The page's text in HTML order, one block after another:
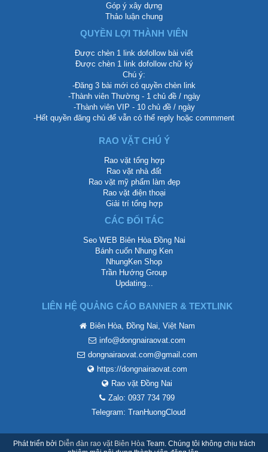
Góp ý xây dựng
Thảo luận chung
QUYỀN LỢI THÀNH VIÊN
Được chèn 1 link dofollow bài viết
Được chèn 1 link dofollow chữ ký
Chú ý:
-Đăng 3 bài mới có quyền chèn link
-Thành viên Thường - 1 chủ đề / ngày
-Thành viên VIP - 10 chủ đề / ngày
-Hết quyền đăng chủ để vẫn có thể reply hoặc commment
RAO VẶT CHÚ Ý
Rao vặt tổng hợp
Rao vặt nhà đất
Rao vặt mỹ phẩm làm đẹp
Rao vặt điện thoại
Giải trí tổng hợp
CÁC ĐỐI TÁC
Seo WEB Biên Hòa Đồng Nai
Bánh cuốn Nhung Ken
NhungKen Shop
Trần Hướng Group
Updating...
LIÊN HỆ QUẢNG CÁO BANNER & TEXTLINK
Biên Hòa, Đồng Nai, Việt Nam
info@dongnairaovat.com
dongnairaovat.com@gmail.com
https://dongnairaovat.com
Rao vặt Đồng Nai
Zalo: 0937 734 799
Telegram: TranHuongCloud
Phát triển bởi Diễn đàn rao vặt Biên HòaTeam. Chúng tôi không chịu trách